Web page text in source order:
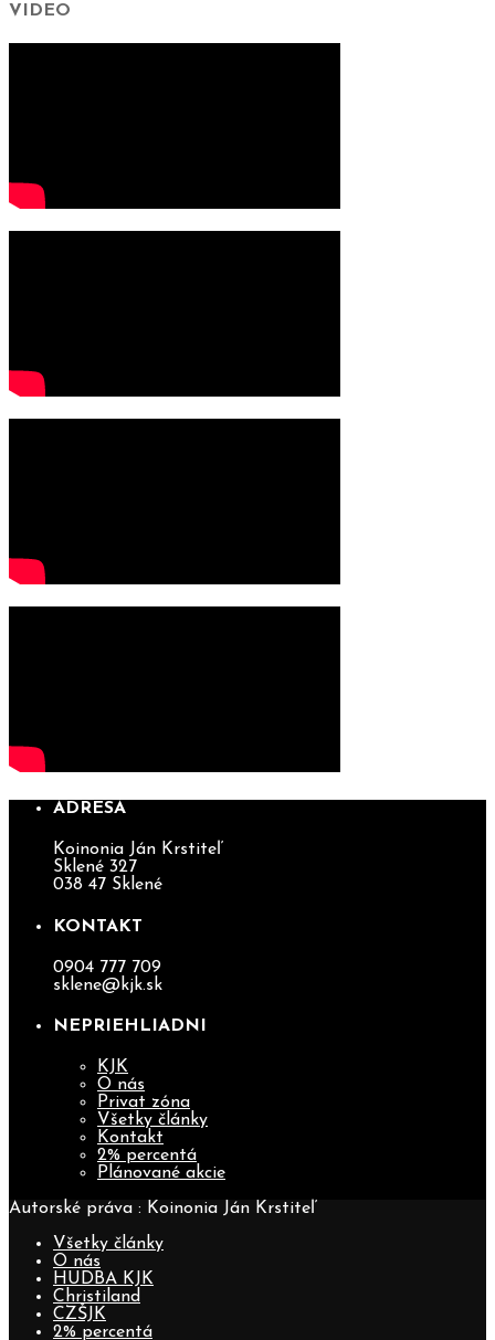
VIDEO
ADRESA
Koinonia Ján Krstiteľ
Sklené 327
038 47 Sklené
KONTAKT
0904 777 709
sklene@kjk.sk
NEPRIEHLIADNI
KJK
O nás
Privat zóna
Všetky články
Kontakt
2% percentá
Plánované akcie
Autorské práva : Koinonia Ján Krstiteľ
Všetky články
O nás
HUDBA KJK
Christiland
CZŠJK
2% percentá